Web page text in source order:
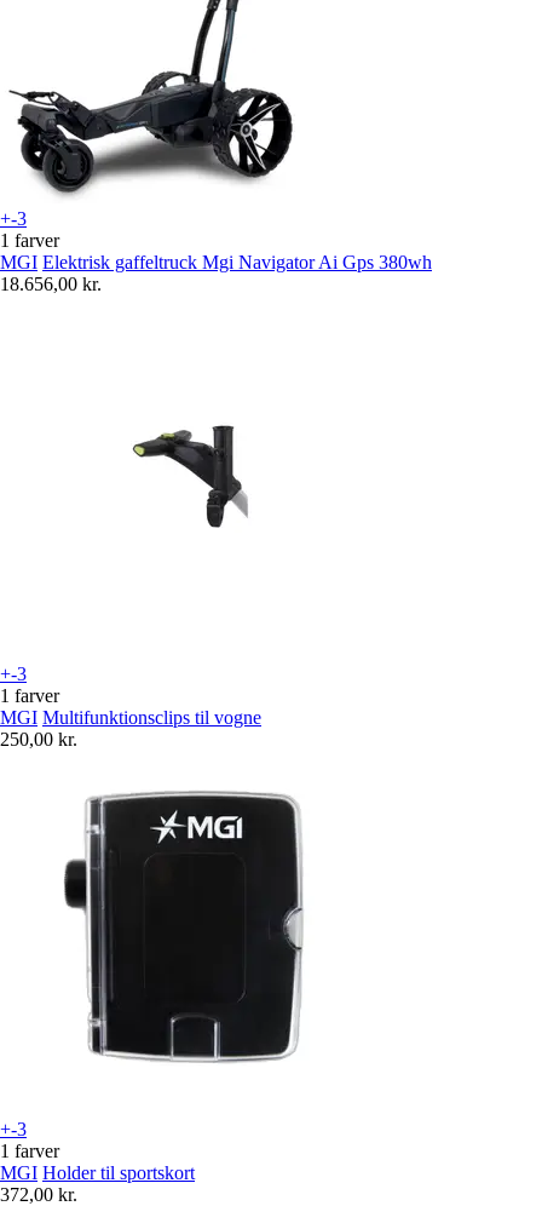
+-3
1 farver
MGI Elektrisk gaffeltruck Mgi Navigator Ai Gps 380wh
18.656,00 kr.
+-3
1 farver
MGI Multifunktionsclips til vogne
250,00 kr.
+-3
1 farver
MGI Holder til sportskort
372,00 kr.